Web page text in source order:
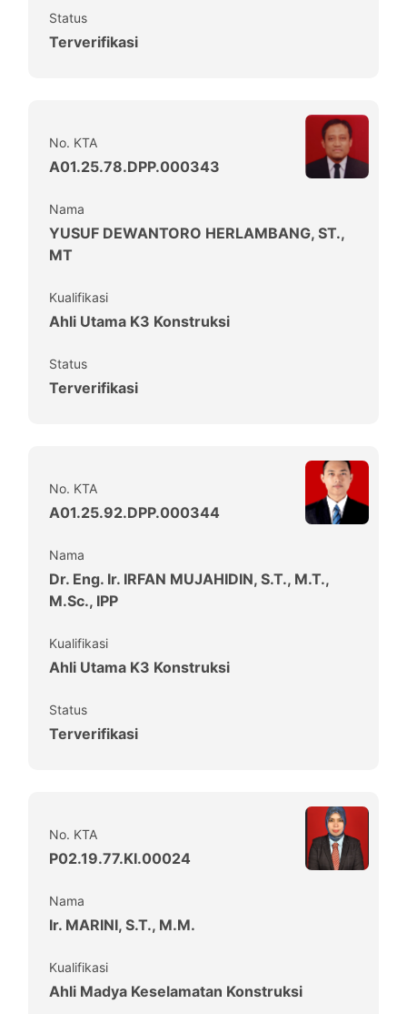
Status
Terverifikasi
No. KTA
A01.25.78.DPP.000343
Nama
YUSUF DEWANTORO HERLAMBANG, ST.,
MT
Kualifikasi
Ahli Utama K3 Konstruksi
Status
Terverifikasi
No. KTA
A01.25.92.DPP.000344
Nama
Dr. Eng. Ir. IRFAN MUJAHIDIN, S.T., M.T.,
M.Sc., IPP
Kualifikasi
Ahli Utama K3 Konstruksi
Status
Terverifikasi
No. KTA
P02.19.77.KI.00024
Nama
Ir. MARINI, S.T., M.M.
Kualifikasi
Ahli Madya Keselamatan Konstruksi